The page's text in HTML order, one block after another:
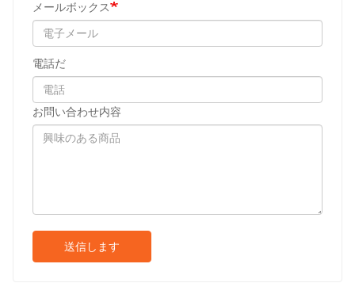
メールボックス
電話だ
お問い合わせ内容
送信します